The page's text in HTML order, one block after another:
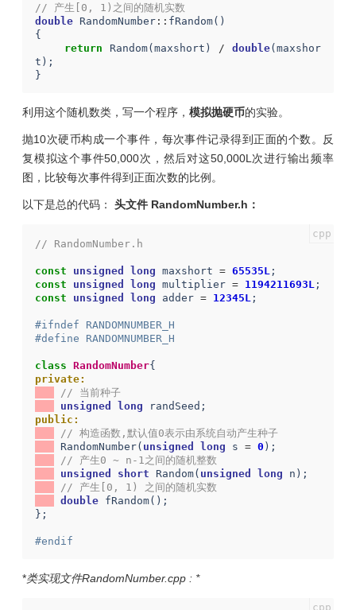
// 产生[0, 1)之间的随机实数
double RandomNumber :: fRandom()
{
return
Random(maxshort ) / double(maxshor
t );
}
利用这个随机数类，写一个程序， 模拟抛硬币的实验。
抛10次硬币构成一个事件，每次事件记录得到正面的个数。反
复模拟这个事件50,000次，然后对这50,000L次进行输出频率
图，比较每次事件得到正面次数的比例。
以下是总的代码： 头文件 RandomNumber.h：
// RandomNumber.h
const unsigned long maxshort = 65535L ;
const
unsigned long multiplier = 1194211693L ;
const
unsigned long adder = 12345L ;
#ifndef RANDOMNUMBER_H
#define RANDOMNUMBER_H
class RandomNumber{
private:
// 当前种子
unsigned
long randSeed ;
public:
// 构造函数,默认值0表示由系统自动产生种子
RandomNumber( unsigned long s = 0 );
// 产生0 ~ n-1之间的随机整数
unsigned
short Random( unsigned long n );
// 产生[0, 1) 之间的随机实数
double fRandom();
};
#endif
*类实现文件RandomNumber.cpp : *